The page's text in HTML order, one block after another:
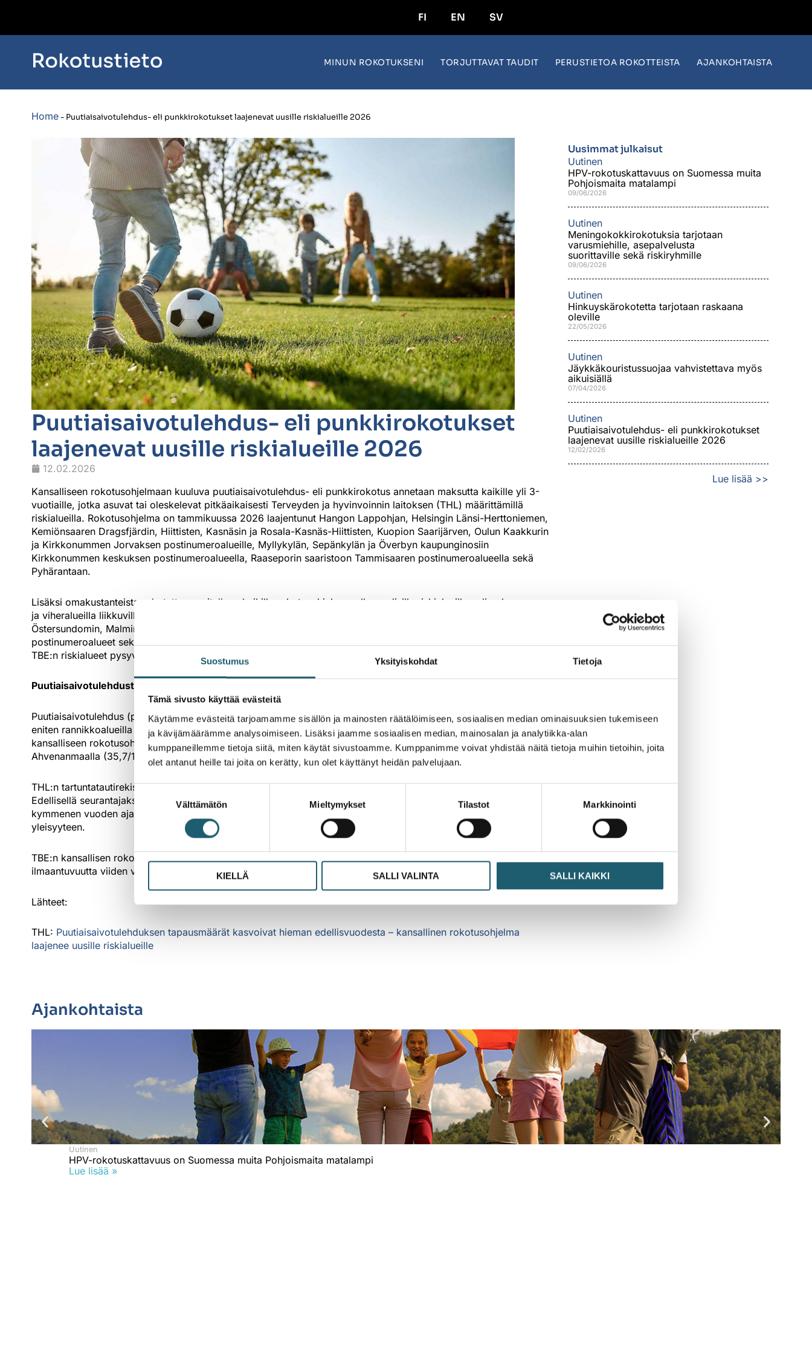
Suostumus Yksityiskohdat Tietoja
Tämä sivusto käyttää evästeitä
Käytämme evästeitä tarjoamamme sisällön ja mainosten räätälöimiseen, sosiaalisen median ominaisuuksien tukemiseen
ja kävijämäärämme analysoimiseen. Lisäksi jaamme sosiaalisen median, mainosalan ja analytiikka-alan
kumppaneillemme tietoja siitä, miten käytät sivustoamme. Kumppanimme voivat yhdistää näitä tietoja muihin tietoihin, joita
olet antanut heille tai joita on kerätty, kun olet käyttänyt heidän palvelujaan.
Suostumuksen
valinta
Välttämätön Mieltymykset Tilastot Markkinointi
KIELLÄ SALLI VALINTA SALLI KAIKKI
FI EN SV
MINUN ROKOTUKSENI TORJUTTAVAT TAUDIT PERUSTIETOA ROKOTTEISTA AJANKOHTAISTA
Home- Puutiaisaivotulehdus- eli punkkirokotukset laajenevat uusille riskialueille 2026
Puutiaisaivotulehdus- eli punkkirokotukset
laajenevat uusille riskialueille 2026
12.02.2026
Kansalliseen rokotusohjelmaan kuuluva puutiaisaivotulehdus- eli punkkirokotus annetaan maksutta kaikille yli 3-
vuotiaille, jotka asuvat tai oleskelevat pitkäaikaisesti Terveyden ja hyvinvoinnin laitoksen (THL) määrittämillä
riskialueilla. Rokotusohjelma on tammikuussa 2026 laajentunut Hangon Lappohjan, Helsingin Länsi-Herttoniemen,
Kemiönsaaren Dragsfjärdin, Hiittisten, Kasnäsin ja Rosala-Kasnäs-Hiittisten, Kuopion Saarijärven, Oulun Kaakkurin
ja Kirkkonummen Jorvaksen postinumeroalueille, Myllykylän, Sepänkylän ja Överbyn kaupunginosiin
Kirkkonummen keskuksen postinumeroalueella, Raaseporin saaristoon Tammisaaren postinumeroalueella sekä
Pyhärantaan.
Lisäksi omakustanteista rokotetta suositellaan kaikille rokotusohjelman ulkopuolisilla riskialueilla paljon luonnossa
ja viheralueilla liikkuville. Uusia riskialueita omakustanteisen rokotteen ottamiselle ovat Helsingin Santahaminan,
Östersundomin, Malminkartanon ja Viikin sekä Kuopion Kettulanlahden, Särkiniemen ja Puijonlaakson
postinumeroalueet sekä Liminka, Pyhäjoki ja Raahe. Kaikki kansalliseen rokotusohjelmaan aiemmin määritellyt
TBE:n riskialueet pysyvät ennallaan.
Puutiaisaivotulehdusten määrä kasvoi viime seurantakaudella
Puutiaisaivotulehdus (puutiaisaivokuume, TBE) on punkkien pureman välityksellä tarttuva virustauti, jota esiintyy
eniten rannikkoalueilla ja saaristossa. Suurin ilmaantuvuus seurantajaksolla 2021–2025 oli jo ennestään
kansalliseen rokotusohjelmaan kuuluvilla alueilla Kustavissa (75,2/100 000), Paraisilla (48,4/100 000) ja
Ahvenanmaalla (35,7/100 000).
THL:n tartuntatautirekisteriin raportoitiin 228 uutta puutiaisaivotulehdustapausta ajalla 1.10.2024–30.9.2025.
Edellisellä seurantajaksolla tapauksia todettiin 201. Puutiaisaivotulehduksen tapausmäärät ovat olleet kasvussa jo
kymmenen vuoden ajan. Ilmaston lämpeneminen vaikuttaa osaltaan punkkien ja niiden levittämien tautien
yleisyyteen.
TBE:n kansallisen rokotusohjelman ja rokotussuositusten riskialueita sekä kuntakohtaisia tapausmääriä ja
ilmaantuvuutta viiden vuoden seurantajaksolla voi tarkastella
THL:n karttaesityksestä
Lähteet:
THL: Puutiaisaivotulehduksen tapausmäärät kasvoivat hieman edellisvuodesta – kansallinen rokotusohjelma
laajenee uusille riskialueille
Uusimmat julkaisut
Uutinen
HPV-rokotuskattavuus on Suomessa muita
Pohjoismaita matalampi
09/06/2026
Uutinen
Meningokokkirokotuksia tarjotaan
varusmiehille, asepalvelusta
suorittaville sekä riskiryhmille
09/06/2026
Uutinen
Hinkuyskärokotetta tarjotaan raskaana
oleville
22/05/2026
Uutinen
Jäykkäkouristussuojaa vahvistettava myös
aikuisiällä
07/04/2026
Uutinen
Puutiaisaivotulehdus- eli punkkirokotukset
laajenevat uusille riskialueille 2026
12/02/2026
Lue lisää >>
Ajankohtaista
Uutinen
HPV-rokotuskattavuus on Suomessa muita Pohjoismaita matalampi
Lue lisää »